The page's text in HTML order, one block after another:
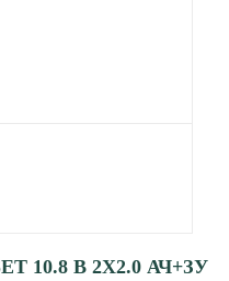
10.8 В 2X2.0 АЧ+ЗУ